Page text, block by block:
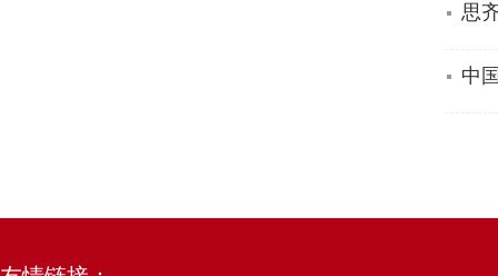
思
中